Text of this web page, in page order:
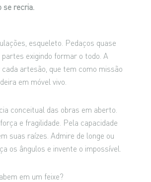
se recria.
esqueleto. Pedaços quase
exigindo formar o todo. A
artesão, que tem como missão
em móvel vivo.
conceitual das obras em aberto.
e fragilidade. Pela capacidade
suas raízes. Admire de longe ou
os ângulos e invente o impossível.
em um feixe?